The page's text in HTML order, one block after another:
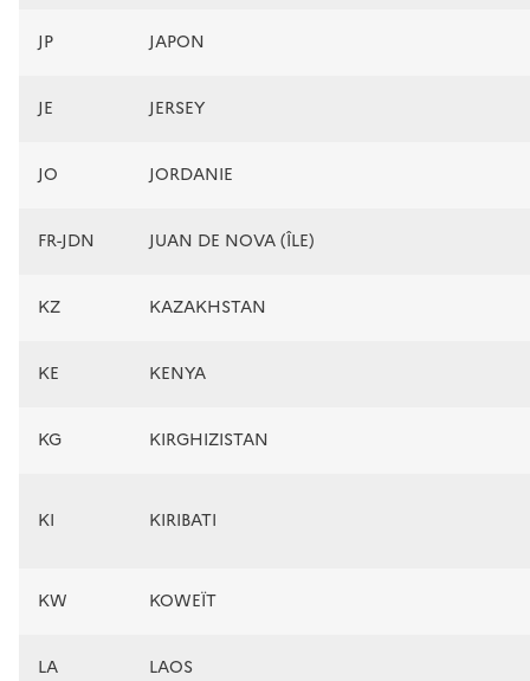
JP JAPON
JE JERSEY
JO JORDANIE
FR-JDN JUAN DE NOVA (ÎLE)
KZ KAZAKHSTAN
KE KENYA
KG KIRGHIZISTAN
KI KIRIBATI
KW KOWEÏT
LA LAOS